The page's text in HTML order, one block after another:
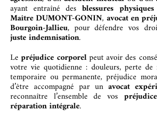
ayant entraîné desblessures physiques
Maître DUMONT-GONIN, avocat en
Bourgoin-Jallieu, pour défendre vos
juste indemnisation.
Lepréjudice corporelpeut avoir des
votre vie quotidienne : douleurs, perte de
temporaire ou permanente, préjudice
d’être accompagné par un avocat
reconnaître l’ensemble de vos
réparation intégrale.